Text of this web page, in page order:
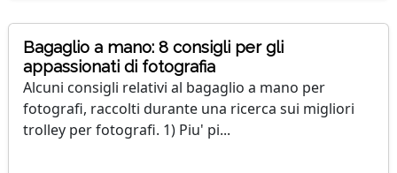
Bagaglio a mano: 8 consigli per gli
appassionati di fotografia
Alcuni consigli relativi al bagaglio a mano per
fotografi, raccolti durante una ricerca sui migliori
trolley per fotografi. 1) Piu' pi...